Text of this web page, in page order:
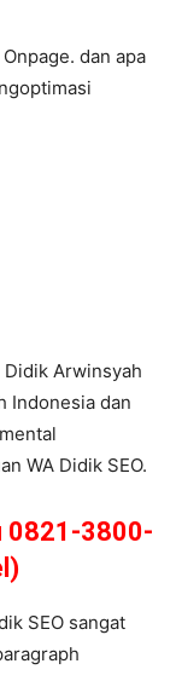
dan apa
Arwinsyah
Indonesia dan
WA Didik SEO.
0821-3800-
SEO sangat